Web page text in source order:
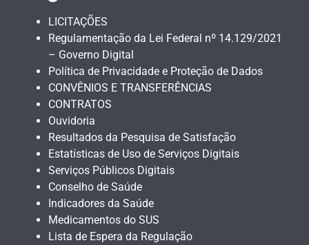
LICITAÇÕES
Regulamentação da Lei Federal nº 14.129/2021
– Governo Digital
Política de Privacidade e Proteção de Dados
CONVÊNIOS E TRANSFERÊNCIAS
CONTRATOS
Ouvidoria
Resultados da Pesquisa de Satisfação
Estatísticas de Uso de Serviços Digitais
Serviços Públicos Digitais
Conselho de Saúde
Indicadores da Saúde
Medicamentos do SUS
Lista de Espera da Regulação